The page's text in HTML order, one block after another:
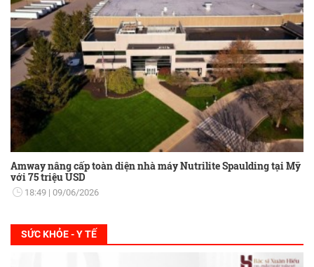
Amway nâng cấp toàn diện nhà máy Nutrilite Spaulding tại Mỹ
với 75 triệu USD
18:49 09/06/2026
SỨC KHỎE - Y TẾ